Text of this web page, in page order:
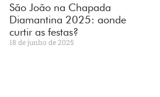
São João na Chapada
Diamantina 2025: aonde
curtir as festas?
18 de junho de 2025